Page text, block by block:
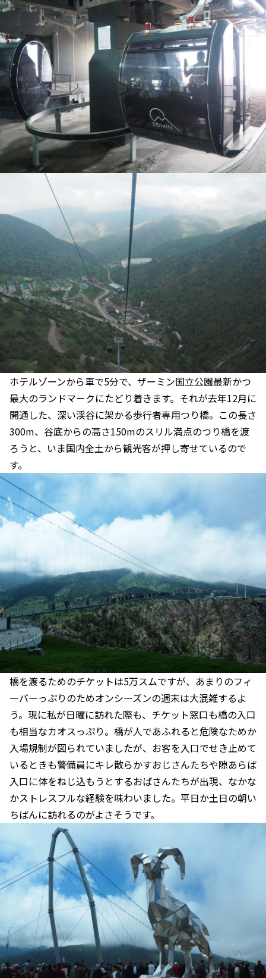
ホテルゾーンから車で5分で、ザーミン国立公園最新かつ
最大のランドマークにたどり着きます。それが去年12月に
開通した、深い渓谷に架かる歩行者専用つり橋。この長さ
300m、谷底からの高さ150mのスリル満点のつり橋を渡
ろうと、いま国内全土から観光客が押し寄せているので
す。
橋を渡るためのチケットは5万スムですが、あまりのフィ
ーバーっぷりのためオンシーズンの週末は大混雑するよ
う。現に私が日曜に訪れた際も、チケット窓口も橋の入口
も相当なカオスっぷり。橋が人であふれると危険なためか
入場規制が図られていましたが、お客を入口でせき止めて
いるときも警備員にキレ散らかすおじさんたちや隙あらば
入口に体をねじ込もうとするおばさんたちが出現、なかな
かストレスフルな経験を味わいました。平日か土日の朝い
ちばんに訪れるのがよさそうです。